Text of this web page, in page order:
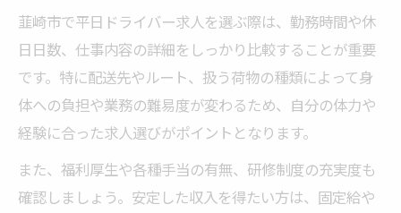
韮崎市で平日ドライバー求人を選ぶ際は、勤務時間や休
日日数、仕事内容の詳細をしっかり比較することが重要
です。特に配送先やルート、扱う荷物の種類によって身
体への負担や業務の難易度が変わるため、自分の体力や
経験に合った求人選びがポイントとなります。
また、福利厚生や各種手当の有無、研修制度の充実度も
確認しましょう。安定した収入を得たい方は、固定給や